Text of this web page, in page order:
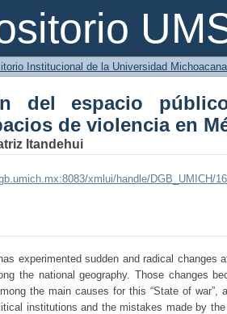
del espacio
Institucional de la Universidad
del espacio
de violencia en
Itandehui
xmlui/handle/DGB_UMICH/
experimented sudden and radical changes
the national geography. Those changes
the main causes for this “State of war”,
institutions and the mistakes made by